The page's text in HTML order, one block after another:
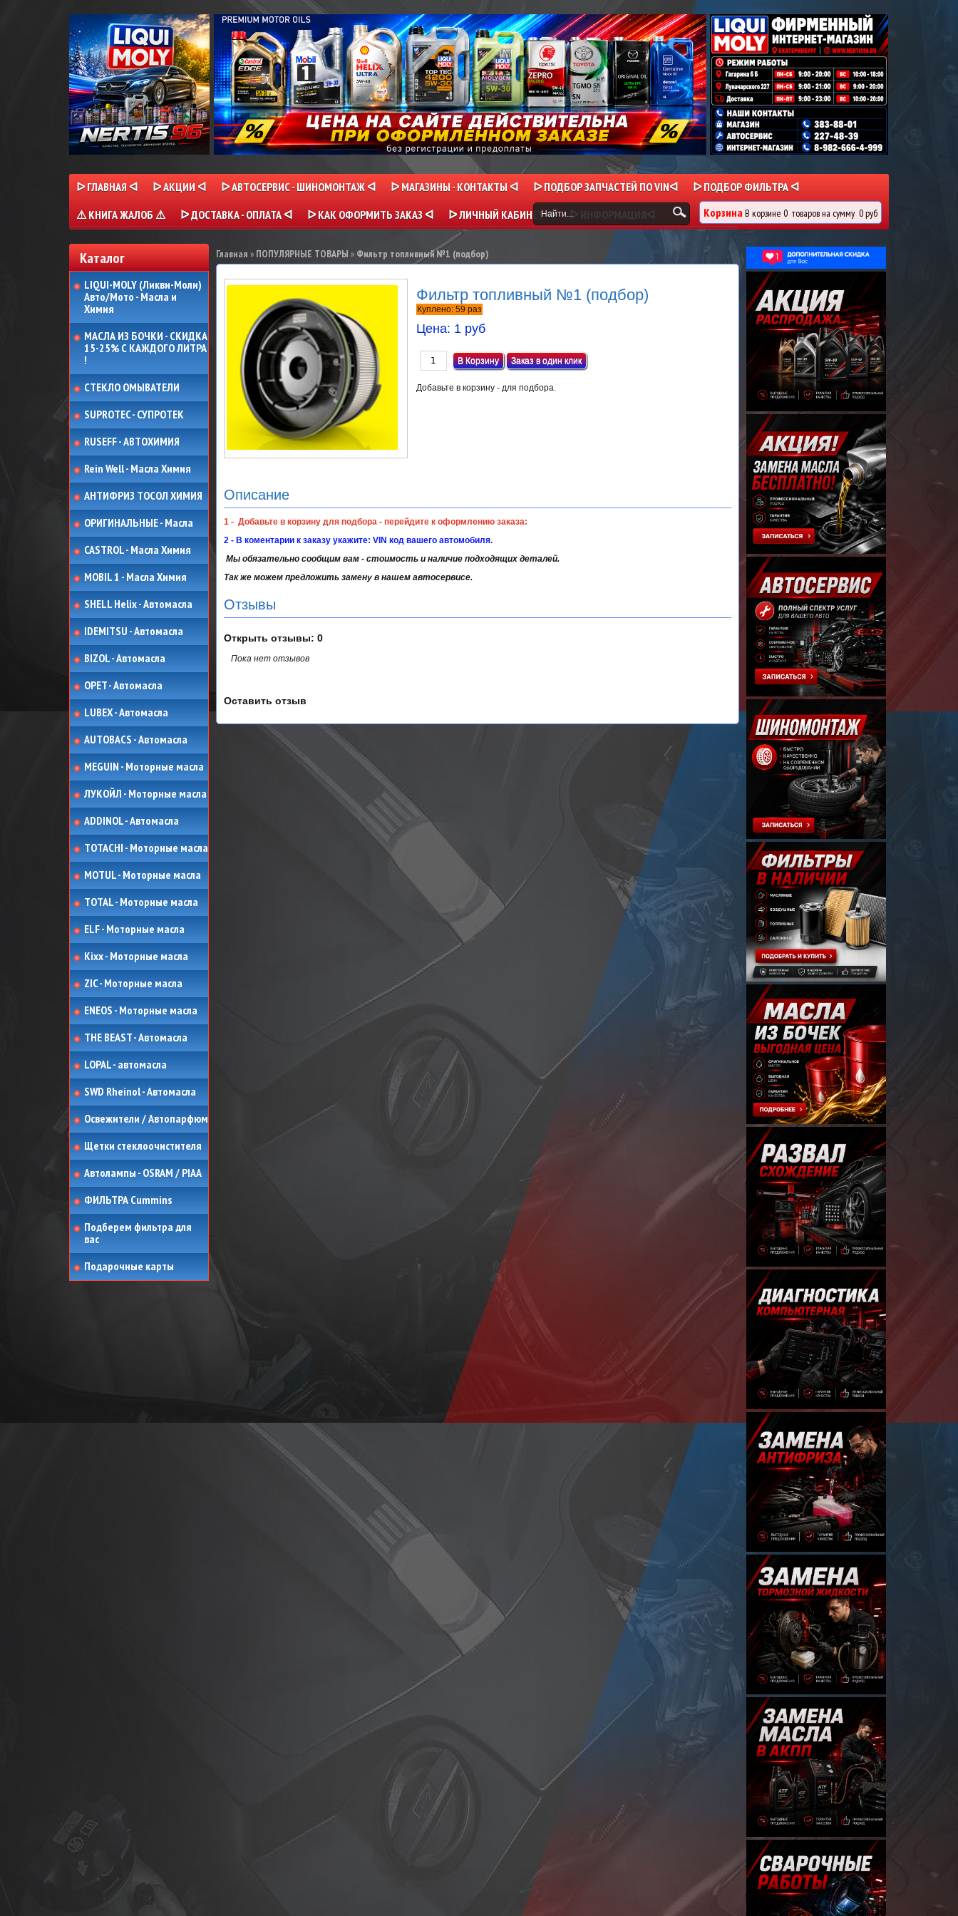
ᐅ ГЛАВНАЯ ᐊ ᐅ АКЦИИ ᐊ ᐅ АВТОСЕРВИС - ШИНОМОНТАЖ ᐊ ᐅ МАГАЗИНЫ - КОНТАКТЫ ᐊ ᐅ ПОДБОР ЗАПЧАСТЕЙ ПО VINᐊ
ᐅ ПОДБОР ФИЛЬТРА ᐊ
⚠ КНИГА ЖАЛОБ ⚠
ᐅ ДОСТАВКА - ОПЛАТА ᐊ ᐅ КАК ОФОРМИТЬ ЗАКАЗ ᐊ ᐅ ЛИЧНЫЙ КАБИНЕТ ᐊ ᐅ ИНФОРМАЦИЯᐊ Корзина В корзине 0 товаровна сумму 0 руб
Каталог
LIQUI-MOLY (Ликви-Моли)
Авто/Мото - Масла и
Химия
МАСЛА ИЗ БОЧКИ - СКИДКА
15-25% С КАЖДОГО ЛИТРА
!
СТЕКЛО ОМЫВАТЕЛИ
SUPROTEC - СУПРОТЕК
RUSEFF - АВТОХИМИЯ
Rein Well - Масла Химия
АНТИФРИЗ ТОСОЛ ХИМИЯ
ОРИГИНАЛЬНЫЕ - Масла
CASTROL - Масла Химия
MOBIL 1 - Масла Химия
SHELL Helix - Автомасла
IDEMITSU - Автомасла
BIZOL - Автомасла
OPET - Автомасла
LUBEX - Автомасла
AUTOBACS - Автомасла
MEGUIN - Моторные масла
ЛУКОЙЛ - Моторные масла
ADDINOL - Автомасла
TOTACHI - Моторные масла
MOTUL - Моторные масла
TOTAL - Моторные масла
ELF - Моторные масла
Kixx - Моторные масла
ZIC - Моторные масла
ENEOS - Моторные масла
THE BEAST - Автомасла
LOPAL - автомасла
SWD Rheinol - Автомасла
Освежители / Автопарфюм
Щетки стеклоочистителя
Автолампы - OSRAM / PIAA
ФИЛЬТРА Cummins
Подберем фильтра для
вас
Подарочные карты
Главная » ПОПУЛЯРНЫЕ ТОВАРЫ » Фильтр топливный №1 (подбор)
Фильтр топливный №1 (подбор)
Куплено: 59 раз
Цена: 1 руб
Заказ в один клик
Добавьте в корзину - для подбора.
Описание
1 - Добавьте в корзину для подбора - перейдите к оформлению заказа:
2 - В коментарии к заказу укажите: VIN код вашего автомобиля.
Мы обязательно сообщим вам - стоимость и наличие подходящих деталей.
Так же можем предложить замену в нашем автосервисе.
Отзывы
Открыть отзывы: 0
Пока нет отзывов
Оставить отзыв